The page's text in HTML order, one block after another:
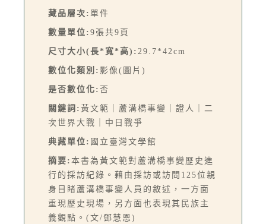
藏品層次: 單件
數量單位: 9張共9頁
尺寸大小(長*寬*高): 29.7*42cm
數位化類別: 影像(圖片)
是否數位化: 否
關鍵詞: 黃文範｜蘆溝橋事變｜證人｜二
次世界大戰｜中日戰爭
典藏單位: 國立臺灣文學館
摘要: 本書為黃文範對蘆溝橋事變歷史進
行的採訪紀錄。藉由採訪或訪問125位親
身目睹蘆溝橋事變人員的敘述，一方面
重現歷史現場，另方面也表現其民族主
義觀點。(文/鄧慧恩)